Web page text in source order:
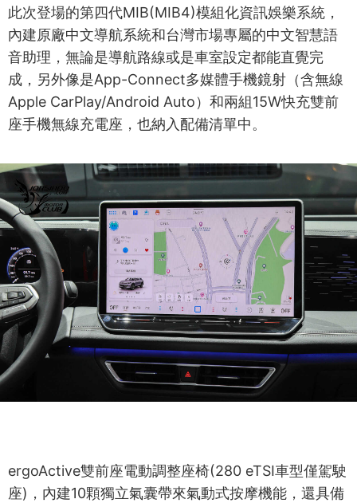
此次登場的第四代MIB(MIB4)模組化資訊娛樂系統，
內建原廠中文導航系統和台灣市場專屬的中文智慧語
音助理，無論是導航路線或是車室設定都能直覺完
成，另外像是App-Connect多媒體手機鏡射（含無線
Apple CarPlay/Android Auto）和兩組15W快充雙前
座手機無線充電座，也納入配備清單中。
ergoActive雙前座電動調整座椅(280 eTSI車型僅駕駛
座)，內建10顆獨立氣囊帶來氣動式按摩機能，還具備